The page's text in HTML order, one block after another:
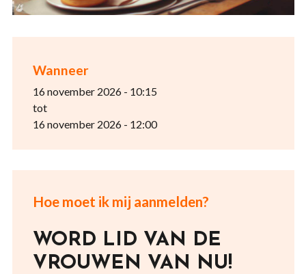
Wanneer
16 november 2026 - 10:15
tot
16 november 2026 - 12:00
Hoe moet ik mij aanmelden?
WORD LID VAN DE
VROUWEN VAN NU!